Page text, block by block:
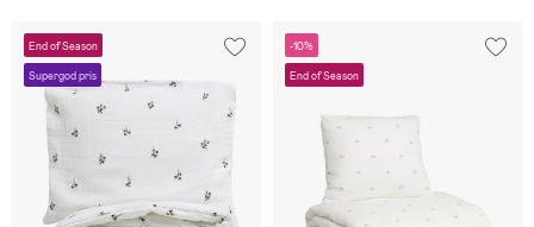
End of Season
Supergod pris
-10%
End of Season